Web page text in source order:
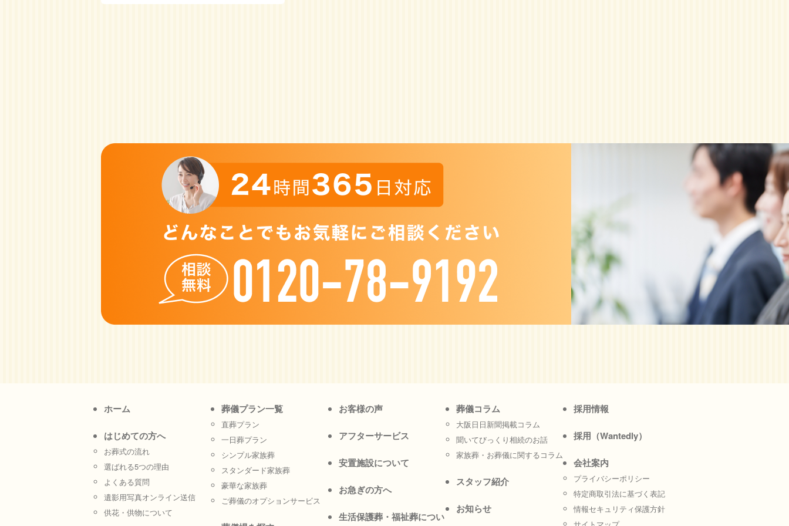
ホーム
はじめての方へ
お葬式の流れ
選ばれる5つの理由
よくある質問
遺影用写真オンライン送信
供花・供物について
葬儀プラン一覧
直葬プラン
一日葬プラン
シンプル家族葬
スタンダード家族葬
豪華な家族葬
ご葬儀のオプションサービス
お客様の声
アフターサービス
安置施設について
お急ぎの方へ
生活保護葬・福祉葬につい
葬儀コラム
大阪日日新聞掲載コラム
聞いてびっくり相続のお話
家族葬・お葬儀に関するコラム
スタッフ紹介
お知らせ
採用情報
採用（Wantedly）
会社案内
プライバシーポリシー
特定商取引法に基づく表記
情報セキュリティ保護方針